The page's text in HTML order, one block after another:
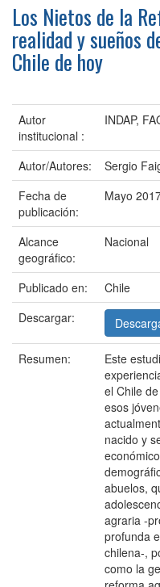
Los Nietos de la
realidad y sueños
Chile de hoy
Autor
institucional :
INDAP,
Autor/Autores:
Sergio
Fecha de
publicación:
Mayo
Alcance
geográfico:
Nacional
Publicado en:
Chile
Descargar:
Resumen:
Este
el Chile
esos
nacido y
abuelos,
agraria -
profunda
chilena-,
como la